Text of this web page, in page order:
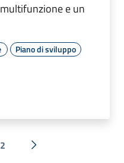
e un
Piano di sviluppo
2 Successiva »